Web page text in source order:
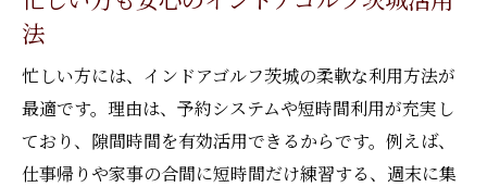
法
忙しい方には、インドアゴルフ茨城の柔軟な利用方法が
最適です。理由は、予約システムや短時間利用が充実し
ており、隙間時間を有効活用できるからです。例えば、
仕事帰りや家事の合間に短時間だけ練習する、週末に集